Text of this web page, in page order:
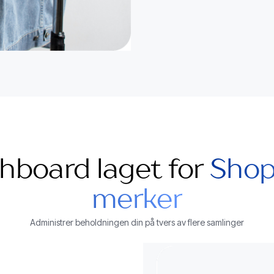
laget for
merker
Administrer beholdningen din på tvers av flere samlinger